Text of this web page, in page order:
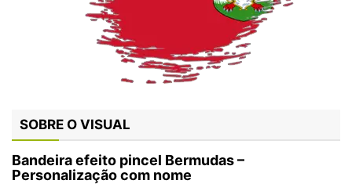
SOBRE O VISUAL
Bandeira efeito pincel Bermudas –
Personalização com nome